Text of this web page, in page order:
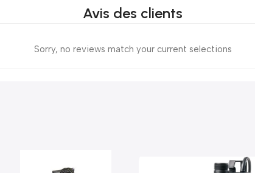
Avis des clients
Sorry, no reviews match your current selections